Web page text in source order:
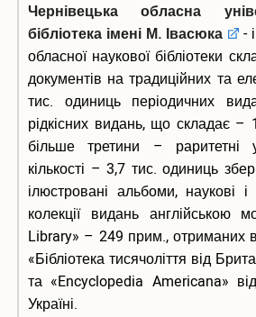
Чернівецька обласна
бібліотека імені М. Івасюка
-
обласної наукової бібліотеки
документів на традиційних та
тис. одиниць періодичних
рідкісних видань, що складає –
більше третини – раритетні
кількості – 3,7 тис. одиниць
ілюстровані альбоми, наукові
колекції видань
Library» – 249 прим., отриманих
«Бібліотека тисячоліття від
та «Encyclopedia Americana»
Україні.